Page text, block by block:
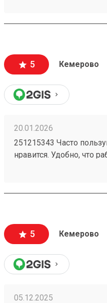
приложении.
5 Кемерово
20.01.2026
251215343 Часто
нравится. Удобно, что
5 Кемерово
05.12.2025